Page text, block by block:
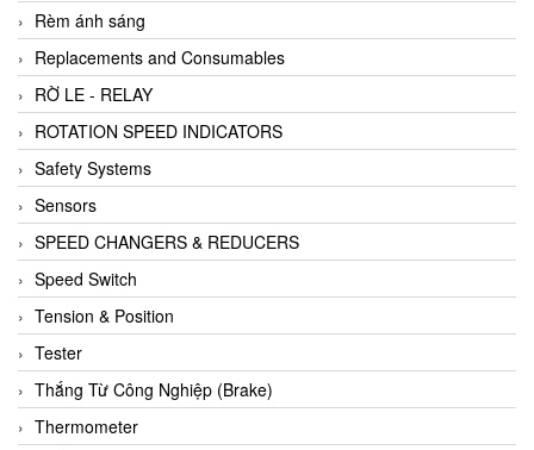
Rèm ánh sáng
Replacements and Consumables
RỜ LE - RELAY
ROTATION SPEED INDICATORS
Safety Systems
Sensors
SPEED CHANGERS & REDUCERS
Speed Switch
Tension & Position
Tester
Thắng Từ Công Nghiệp (Brake)
Thermometer